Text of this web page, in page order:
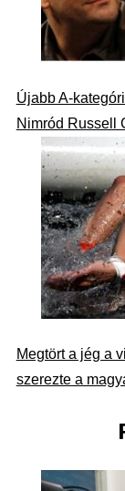
Újabb A-
Nimród Russell
Megtört a jég a
szerezte a